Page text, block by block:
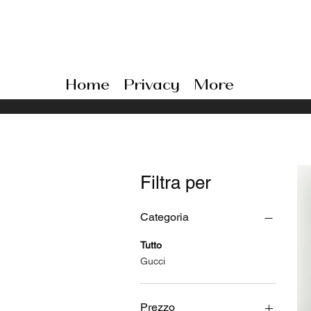
Home Privacy More
Filtra per
Categoria
Tutto
Gucci
Prezzo